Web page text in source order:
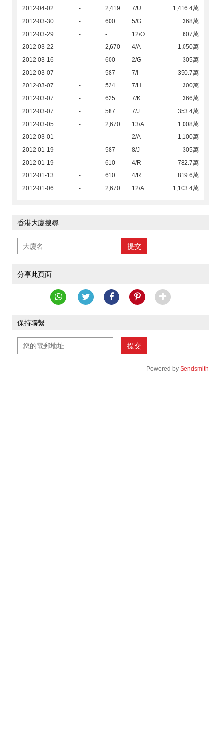
2012-04-02
- 2,419 7/U
1,416.4萬
2012-03-30
- 600 5/G
368萬
2012-03-29
- - 12/O
607萬
2012-03-22
- 2,670 4/A
1,050萬
2012-03-16
- 600 2/G
305萬
2012-03-07
- 587 7/I
350.7萬
2012-03-07
- 524 7/H
300萬
2012-03-07
- 625 7/K
366萬
2012-03-07
- 587 7/J
353.4萬
2012-03-05
- 2,670 13/A
1,008萬
2012-03-01
- - 2/A
1,100萬
2012-01-19
- 587 8/J
305萬
2012-01-19
- 610 4/R
782.7萬
2012-01-13
- 610 4/R
819.6萬
2012-01-06
- 2,670 12/A 1,103.4萬
香港大廈搜尋
提交
分享此頁面
保持聯繫
提交
Powered by Sendsmith